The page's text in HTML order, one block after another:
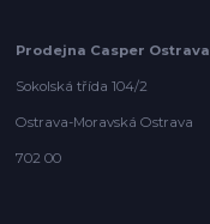
Prodejna Casper Ostrava
Sokolská třída 104/2
Ostrava-Moravská Ostrava
702 00